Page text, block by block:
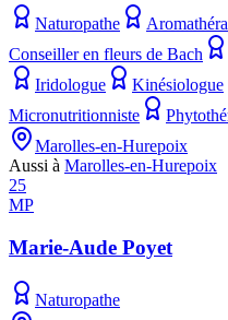
Naturopathe
Conseiller en fleurs de Bach
Iridologue
Kinésiologue
Micronutritionniste
Marolles-en-Hurepoix
Aussi à Marolles-en-Hurepoix
25
MP
Marie-Aude Poyet
Naturopathe